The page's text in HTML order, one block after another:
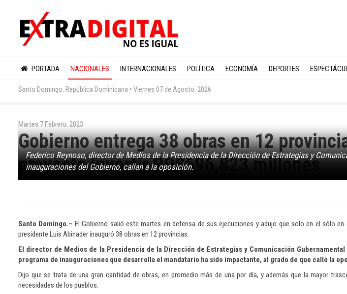
PORTADA NACIONALES INTERNACIONALES POLÍTICA ECONOMÍA DEPORTES
Santo Domingo, República Dominicana • Viernes 07 de Agosto, 2026
Martes 7 Febrero, 2023
Gobierno entrega 38 obras en 12
proyecta invertir RD$696,823 millones
Federico Reynoso, director de Medios de la Presidencia de la Dirección de Estrategias y
inauguraciones del Gobierno, callan a la oposición.
Santo Domingo.– El Gobierno salió este martes en defensa de sus ejecuciones y adujo que solo en el sólo
presidente Luis Abinader inauguró 38 obras en 12 provincias.
El director de Medios de la Presidencia de la Dirección de Estrategias y Comunicación
programa de inauguraciones que desarrolla el mandatario ha sido impactante, al grado de que calló la
Dijo que se trata de una gran cantidad de obras, en promedio más de una por día, y además que la mayor
necesidades de los pueblos.